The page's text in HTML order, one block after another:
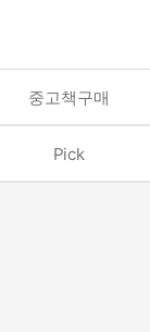
중고책구매
Pick